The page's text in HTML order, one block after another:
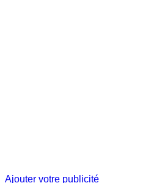
Ajouter votre publicité